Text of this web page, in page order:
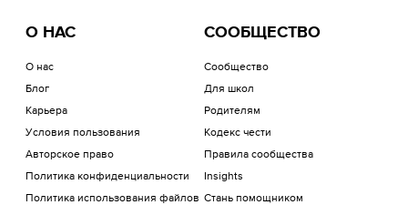
О НАС
О нас
Блог
Карьера
Условия пользования
Авторское право
Политика конфиденциальности
Политика использования файлов
СООБЩЕСТВО
Сообщество
Для школ
Родителям
Кодекс чести
Правила сообщества
Insights
Стань помощником